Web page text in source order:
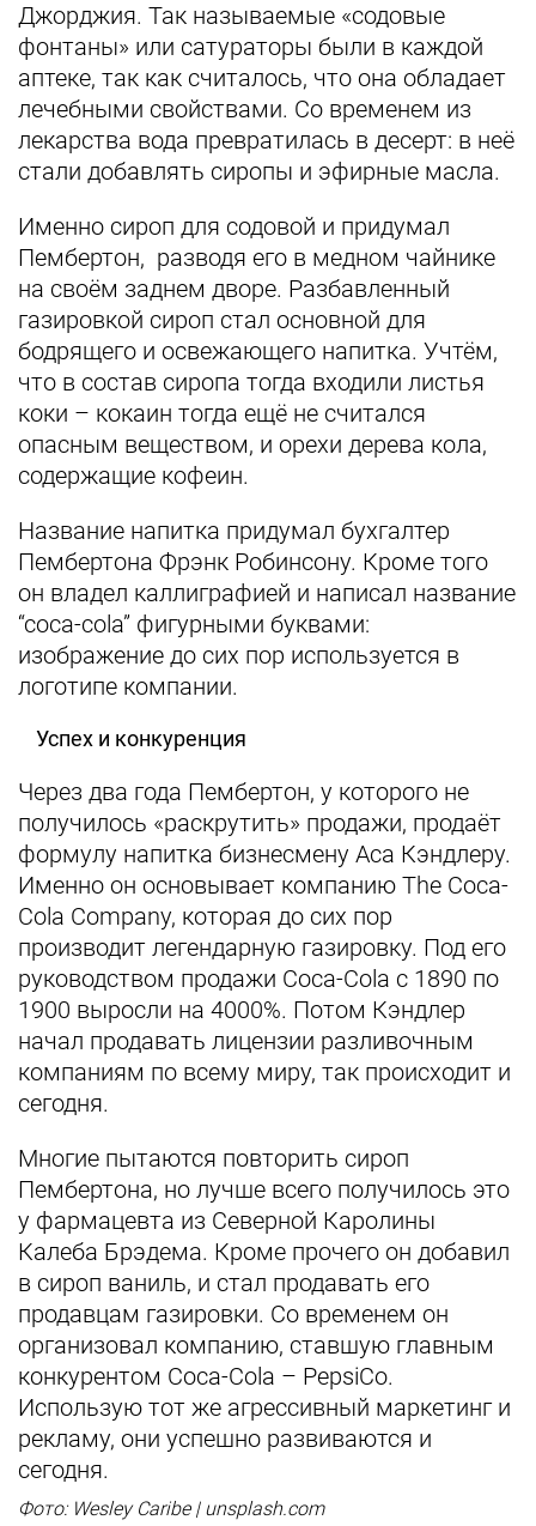
Джорджия. Так называемые «содовые
фонтаны» или сатураторы были в каждой
аптеке, так как считалось, что она обладает
лечебными свойствами. Со временем из
лекарства вода превратилась в десерт: в неё
стали добавлять сиропы и эфирные масла.
Именно сироп для содовой и придумал
Пембертон, разводя его в медном чайнике
на своём заднем дворе. Разбавленный
газировкой сироп стал основной для
бодрящего и освежающего напитка. Учтём,
что в состав сиропа тогда входили листья
коки – кокаин тогда ещё не считался
опасным веществом, и орехи дерева кола,
содержащие кофеин.
Название напитка придумал бухгалтер
Пембертона Фрэнк Робинсону. Кроме того
он владел каллиграфией и написал название
“сoca-сola” фигурными буквами:
изображение до сих пор используется в
логотипе компании.
Успех и конкуренция
Через два года Пембертон, у которого не
получилось «раскрутить» продажи, продаёт
формулу напитка бизнесмену Аса Кэндлеру.
Именно он основывает компанию The Coca-
Cola Company, которая до сих пор
производит легендарную газировку. Под его
руководством продажи Сoca-Сola с 1890 по
1900 выросли на 4000%. Потом Кэндлер
начал продавать лицензии разливочным
компаниям по всему миру, так происходит и
сегодня.
Многие пытаются повторить сироп
Пембертона, но лучше всего получилось это
у фармацевта из Северной Каролины
Калеба Брэдема. Кроме прочего он добавил
в сироп ваниль, и стал продавать его
продавцам газировки. Со временем он
организовал компанию, ставшую главным
конкурентом Сoca-Сola – PepsiCо.
Использую тот же агрессивный маркетинг и
рекламу, они успешно развиваются и
сегодня.
Фото: Wesley Caribe | unsplash.com